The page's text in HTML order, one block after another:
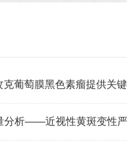
葡萄膜黑色素瘤提供关键